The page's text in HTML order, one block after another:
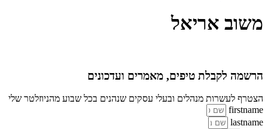
משוב אריאל
הרשמה לקבלת טיפים, מאמרים ועדכונים
הצטרף לעשרות מנהלים ובעלי עסקים שנהנים בכל שבוע מהניוזלטר שלי
firstname
lastname